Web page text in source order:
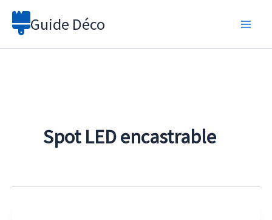
Aller
Guide Déco
Spot LED encastrable